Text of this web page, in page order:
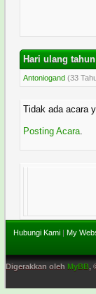
Hari ulang
Antoniogand (33
Tidak ada acara
Posting Acara.
Hubungi Kami | My
Digerakkan oleh MyBB,